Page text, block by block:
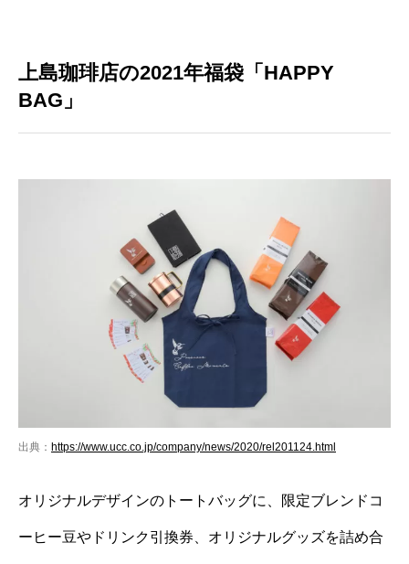
上島珈琲店の2021年福袋「HAPPY
BAG」
出典： https://www.ucc.co.jp/company/news/2020/rel201124.html
オリジナルデザインのトートバッグに、限定ブレンドコ
ーヒー豆やドリンク引換券、オリジナルグッズを詰め合